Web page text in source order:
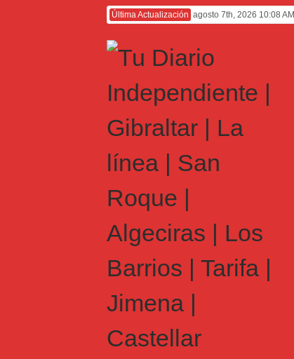
Última Actualización agosto 7th, 2026 10:08 AM